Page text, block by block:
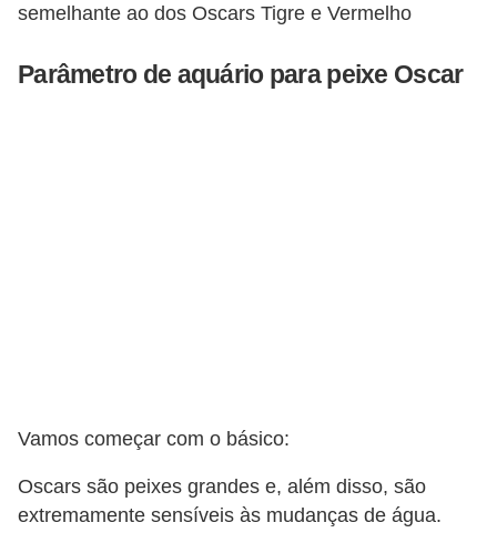
semelhante ao dos Oscars Tigre e Vermelho
Parâmetro de aquário para peixe Oscar
Vamos começar com o básico:
Oscars são peixes grandes e, além disso, são
extremamente sensíveis às mudanças de água.
i
o
m
e